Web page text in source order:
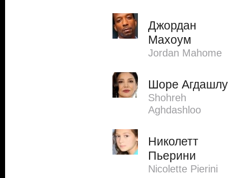
Джордан
Махоум
Jordan Mahome
Шоре Агдашлу
Shohreh
Aghdashloo
Николетт
Пьерини
Nicolette Pierini